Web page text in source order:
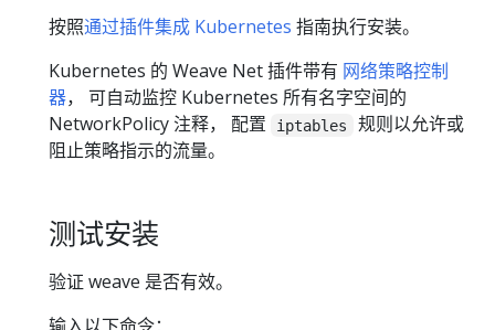
按照通过插件集成 Kubernetes 指南执行安装。
Kubernetes 的 Weave Net 插件带有 网络策略控制
器， 可自动监控 Kubernetes 所有名字空间的
NetworkPolicy 注释， 配置
iptables
规则以允许或
阻止策略指示的流量。
测试安装
验证 weave 是否有效。
输入以下命令：